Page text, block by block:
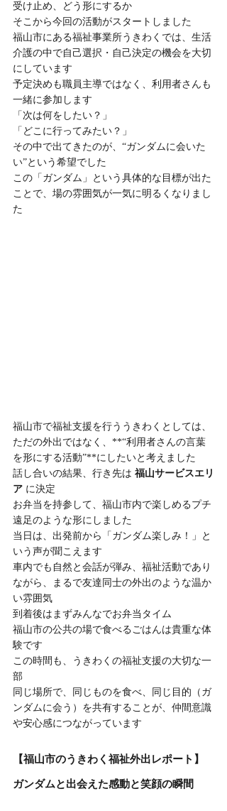
受け止め、どう形にするか
そこから今回の活動がスタートしました
福山市にある福祉事業所うきわくでは、生活
介護の中で自己選択・自己決定の機会を大切
にしています
予定決めも職員主導ではなく、利用者さんも
一緒に参加します
「次は何をしたい？」
「どこに行ってみたい？」
その中で出てきたのが、“ガンダムに会いた
い”という希望でした
この「ガンダム」という具体的な目標が出た
ことで、場の雰囲気が一気に明るくなりまし
た
福山市で福祉支援を行ううきわくとしては、
ただの外出ではなく、**“利用者さんの言葉
を形にする活動”**にしたいと考えました
話し合いの結果、行き先は 福山サービスエリ
ア に決定
お弁当を持参して、福山市内で楽しめるプチ
遠足のような形にしました
当日は、出発前から「ガンダム楽しみ！」と
いう声が聞こえます
車内でも自然と会話が弾み、福祉活動であり
ながら、まるで友達同士の外出のような温か
い雰囲気
到着後はまずみんなでお弁当タイム
福山市の公共の場で食べるごはんは貴重な体
験です
この時間も、うきわくの福祉支援の大切な一
部
同じ場所で、同じものを食べ、同じ目的（ガ
ンダムに会う）を共有することが、仲間意識
や安心感につながっています
【福山市のうきわく福祉外出レポート】
ガンダムと出会えた感動と笑顔の瞬間